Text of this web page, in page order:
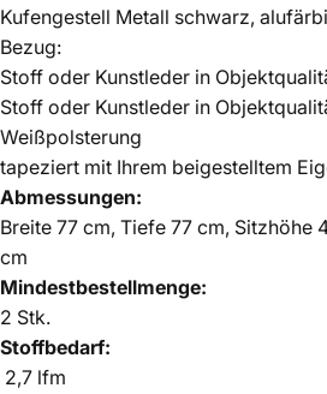
Kufengestell Metall schwarz,
Bezug:
Stoff oder Kunstleder in
Stoff oder Kunstleder in
Weißpolsterung
tapeziert mit Ihrem beigestelltem
Abmessungen:
Breite 77 cm, Tiefe 77 cm, Sitzhöhe
cm
Mindestbestellmenge:
2 Stk.
Stoffbedarf:
2,7 lfm